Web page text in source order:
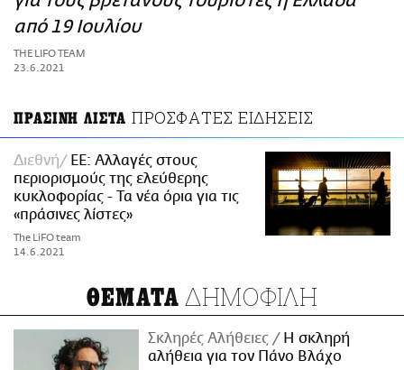
ΑΜΠΑ
PRINT
από 19 Ιουλίου
THE LIFO TEAM
23.6.2021
ΠΡΑΣΙΝΗ ΛΙΣΤΑ ΠΡΟΣΦΑΤΕΣ ΕΙΔΗΣΕΙΣ
Διεθνή
ΕΕ: Αλλαγές στους
περιορισμούς της ελεύθερης
κυκλοφορίας - Τα νέα όρια για τις
«πράσινες λίστες»
The LiFO team
14.6.2021
ΘΕΜΑΤΑ ΔΗΜΟΦΙΛΗ
Σκληρές Αλήθειες
H σκληρή
αλήθεια για τον Πάνο Βλάχο